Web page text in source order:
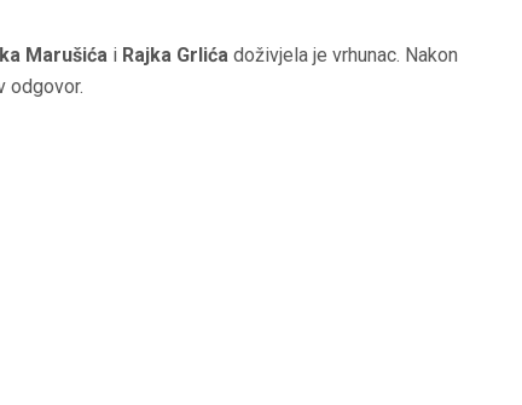
Marušića i Rajka Grlića doživjela je vrhunac. Nakon
odgovor.